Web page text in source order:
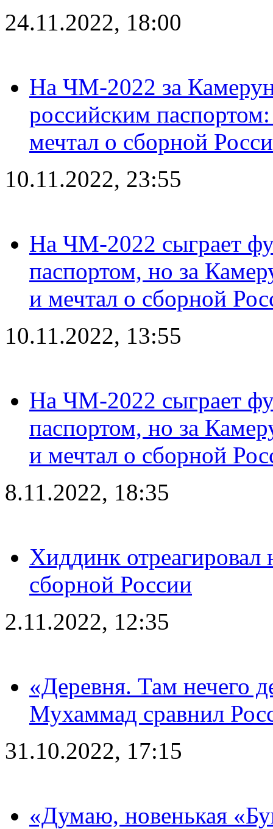
24.11.2022, 18:00
На ЧМ-2022 за
российским
мечтал о сборной
10.11.2022, 23:55
На ЧМ-2022 сыграет
паспортом, но за
и мечтал о сборной
10.11.2022, 13:55
На ЧМ-2022 сыграет
паспортом, но за
и мечтал о сборной
8.11.2022, 18:35
Хиддинк отреагировал
сборной России
2.11.2022, 12:35
«Деревня. Там нечего
Мухаммад сравнил
31.10.2022, 17:15
«Думаю, новенькая